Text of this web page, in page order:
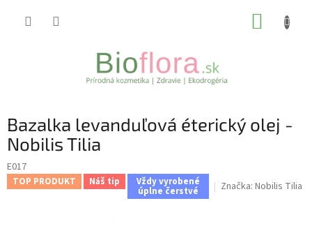
Bazalka levanduľová éterický olej -
Nobilis Tilia
E017
TOP PRODUKT Náš tip Vždy vyrobené
úplne čerstvé Značka: Nobilis Tilia